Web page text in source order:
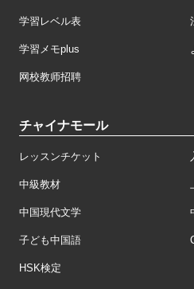
学習レベル表
学習メモplus
网校教师招聘
チャイナモール
レッスンチケット
中級教材
中国現代文学
子ども中国語
HSK検定